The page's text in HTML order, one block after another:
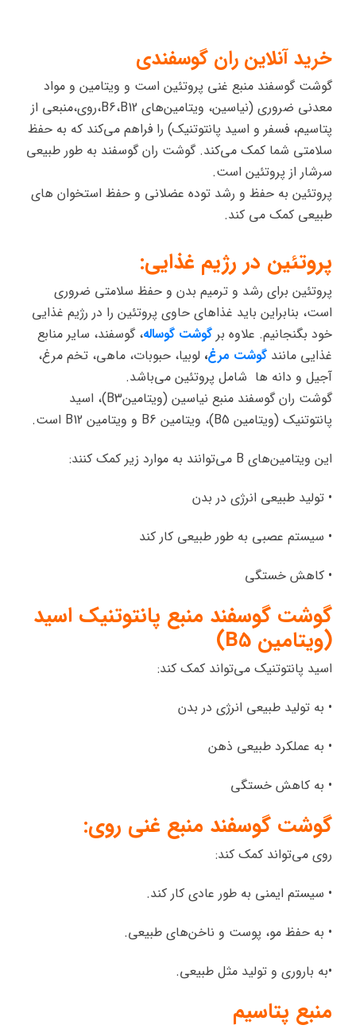
خرید آنلاین ران گوسفندی
گوشت گوسفند منبع غنی پروتئین است و ویتامین و مواد
معدنی ضروری (نیاسین، ویتامین‌های B6،B12،روی،منبعی از
پتاسیم، فسفر و اسید پانتوتنیک) را فراهم می‌کند که به حفظ
سلامتی شما کمک می‌کند. گوشت ران گوسفند به طور طبیعی
سرشار از پروتئین است.
پروتئین به حفظ و رشد توده عضلانی و حفظ استخوان های
طبیعی کمک می کند.
پروتئین در رژیم غذایی:
پروتئین برای رشد و ترمیم بدن و حفظ سلامتی ضروری
است، بنابراین باید غذاهای حاوی پروتئین را در رژیم غذایی
خود بگنجانیم. علاوه بر گوشت گوساله، گوسفند، سایر منابع
غذایی مانند گوشت مرغ، لوبیا، حبوبات، ماهی، تخم مرغ،
آجیل و دانه ها شامل پروتئین می‌باشد.
گوشت ران گوسفند منبع نیاسین (ویتامینB3)، اسید
پانتوتنیک (ویتامین B5)، ویتامین B6 و ویتامین B12 است.
این ویتامین‌های B می‌توانند به موارد زیر کمک کنند:
• تولید طبیعی انرژی در بدن
• سیستم عصبی به طور طبیعی کار کند
• کاهش خستگی
گوشت گوسفند منبع پانتوتنیک اسید
(ویتامین
اسید پانتوتنیک می‌تواند کمک کند:
• به تولید طبیعی انرژی در بدن
• به عملکرد طبیعی ذهن
• به کاهش خستگی
گوشت گوسفند منبع غنی روی:
روی می‌تواند کمک کند:
• سیستم ایمنی به طور عادی کار کند.
• به حفظ مو، پوست و ناخن‌های طبیعی.
•به باروری و تولید مثل طبیعی.
منبع پتاسیم